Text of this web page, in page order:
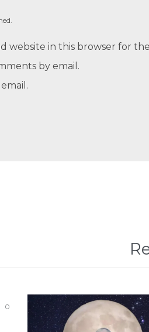
website in this browser for
by email.
0 Comments